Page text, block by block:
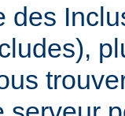
des